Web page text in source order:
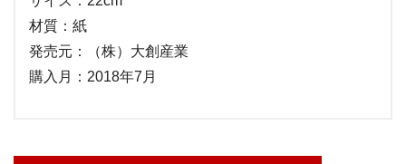
材質：紙
発売元：（株）大創産業
購入月：2018年7月